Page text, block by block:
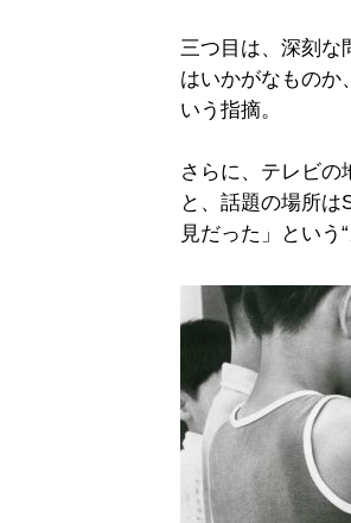
三つ目は、深刻な
はいかがなものか
いう指摘。
さらに、テレビの
と、話題の場所
見だった」という